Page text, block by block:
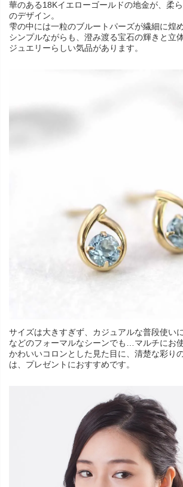
華のある18Kイエローゴールドの地金が、柔
のデザイン。
雫の中には一粒のブルートパーズが繊細に煌
シンプルながらも、澄み渡る宝石の輝きと立
ジュエリーらしい気品があります。
サイズは大きすぎず、カジュアルな普段使い
などのフォーマルなシーンでも…マルチにお
かわいいコロンとした見た目に、清楚な彩り
は、プレゼントにおすすめです。